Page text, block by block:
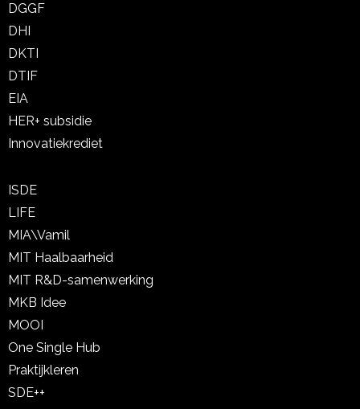
DGGF
DHI
DKTI
DTIF
EIA
HER+ subsidie
Innovatiekrediet
ISDE
LIFE
MIA\Vamil
MIT Haalbaarheid
MIT R&D-samenwerking
MKB Idee
MOOI
One Single Hub
Praktijkleren
SDE++